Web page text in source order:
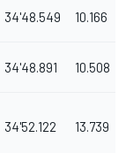
34'48.549 10.166
34'48.891 10.508
34'52.122 13.739